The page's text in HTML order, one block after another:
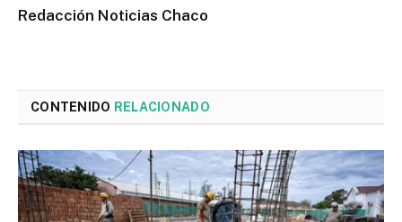
Redacción Noticias Chaco
CONTENIDO RELACIONADO